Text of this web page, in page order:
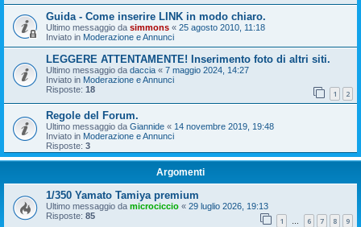
Guida - Come inserire LINK in modo chiaro.
Ultimo messaggio da simmons « 25 agosto 2010, 11:18
Inviato in Moderazione e Annunci
LEGGERE ATTENTAMENTE! Inserimento foto di altri siti.
Ultimo messaggio da daccia « 7 maggio 2024, 14:27
Inviato in Moderazione e Annunci
Risposte: 18 1 2
Regole del Forum.
Ultimo messaggio da Giannide « 14 novembre 2019, 19:48
Inviato in Moderazione e Annunci
Risposte: 3
Argomenti
1/350 Yamato Tamiya premium
Ultimo messaggio da microciccio « 29 luglio 2026, 19:13
Risposte: 85 1 … 6 7 8 9